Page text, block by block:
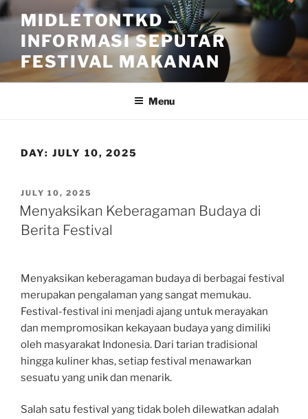
Skip
to
content
MIDLETONTKD –
INFORMASI SEPUTAR
FESTIVAL MAKANAN
Menu
DAY: JULY 10, 2025
POSTED
ON
JULY 10, 2025
Menyaksikan Keberagaman Budaya di
Berita Festival
Menyaksikan keberagaman budaya di berbagai festival
merupakan pengalaman yang sangat memukau.
Festival-festival ini menjadi ajang untuk merayakan
dan mempromosikan kekayaan budaya yang dimiliki
oleh masyarakat Indonesia. Dari tarian tradisional
hingga kuliner khas, setiap festival menawarkan
sesuatu yang unik dan menarik.
Salah satu festival yang tidak boleh dilewatkan adalah